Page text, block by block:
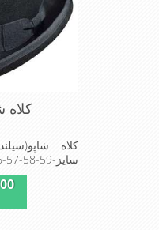
کلاه
تک وعالی